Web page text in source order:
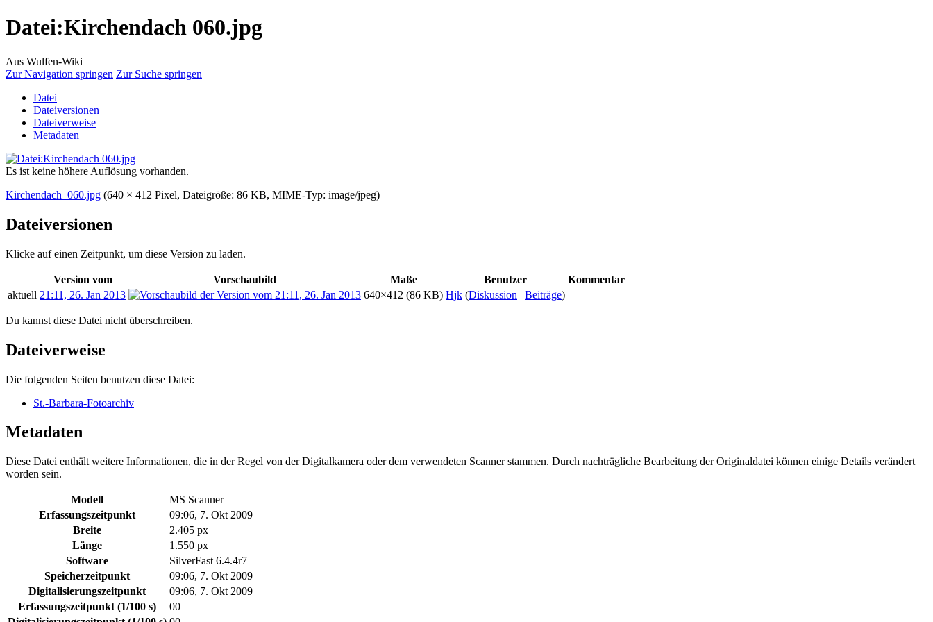
Datei:Kirchendach 060.jpg
Aus Wulfen-Wiki
Zur Navigation springen Zur Suche springen
Datei
Dateiversionen
Dateiverweise
Metadaten
Es ist keine höhere Auflösung vorhanden.
Kirchendach_060.jpg (640 × 412 Pixel, Dateigröße: 86 KB, MIME-Typ: image/jpeg)
Dateiversionen
Klicke auf einen Zeitpunkt, um diese Version zu laden.
Version vom Vorschaubild Maße Benutzer
Kommentar
aktuell 21:11, 26. Jan 2013 640×412 (86 KB) Hjk (Diskussion | Beiträge)
Du kannst diese Datei nicht überschreiben.
Dateiverweise
Die folgenden Seiten benutzen diese Datei:
St.-Barbara-Fotoarchiv
Metadaten
Diese Datei enthält weitere Informationen, die in der Regel von der Digitalkamera oder dem verwendeten Scanner stammen. Durch nachträgliche Bearbeitung der Originaldatei können einige Details verändert
worden sein.
Modell
MS Scanner
Erfassungszeitpunkt
09:06, 7. Okt 2009
Breite
2.405 px
Länge
1.550 px
Software
SilverFast 6.4.4r7
Speicherzeitpunkt
09:06, 7. Okt 2009
Digitalisierungszeitpunkt
09:06, 7. Okt 2009
Erfassungszeitpunkt (1/100 s)
00